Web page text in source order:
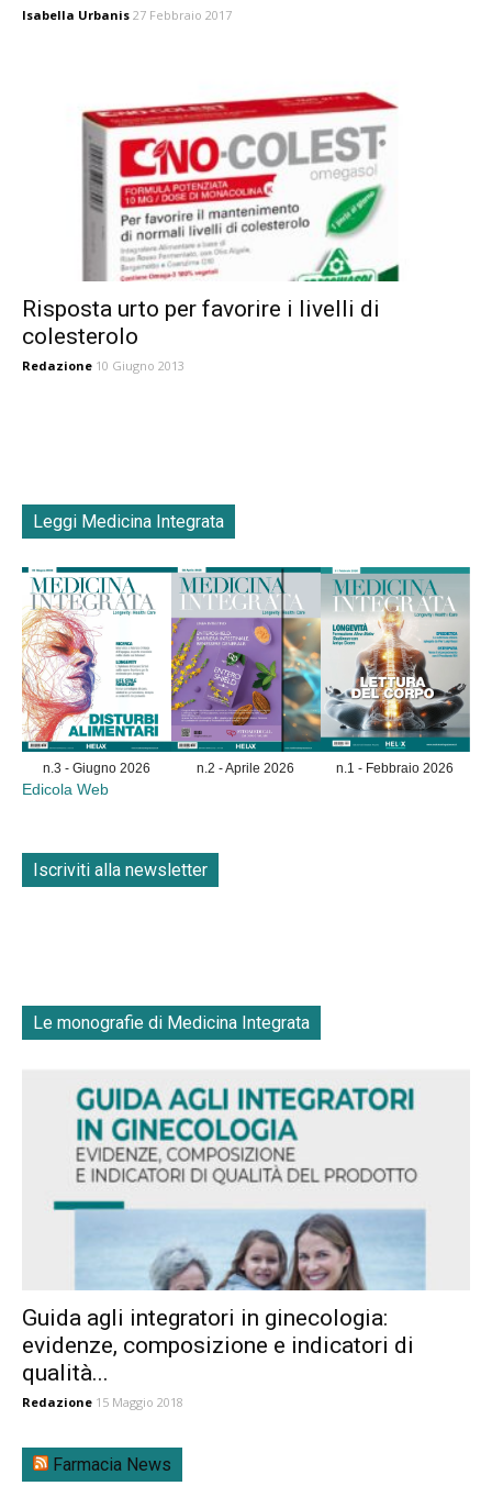
Isabella Urbanis 27 Febbraio 2017
Risposta urto per favorire i livelli di
colesterolo
Redazione 10 Giugno 2013
Leggi Medicina Integrata
n.3 - Giugno 2026 n.2 - Aprile 2026 n.1 - Febbraio 2026
Edicola Web
Iscriviti alla newsletter
Le monografie di Medicina Integrata
Guida agli integratori in ginecologia:
evidenze, composizione e indicatori di
qualità...
Redazione 15 Maggio 2018
Farmacia News